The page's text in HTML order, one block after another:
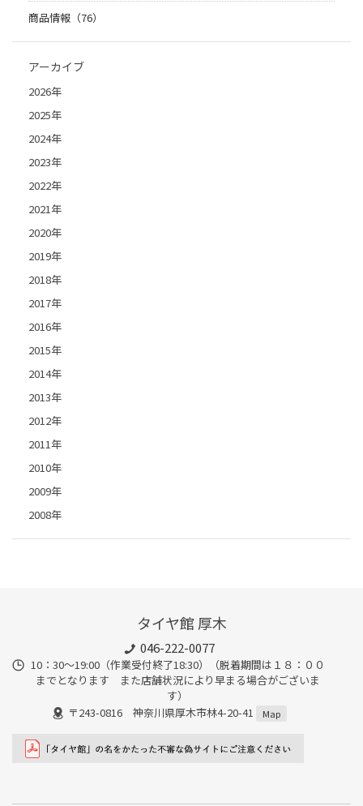
商品情報（76）
アーカイブ
2026年
2025年
2024年
2023年
2022年
2021年
2020年
2019年
2018年
2017年
2016年
2015年
2014年
2013年
2012年
2011年
2010年
2009年
2008年
タイヤ館 厚木
046-222-0077
10：30～19:00（作業受付終了18:30）（脱着期間は１８：００
までとなります また店舗状況により早まる場合がございま
す）
〒243-0816 神奈川県厚木市林4-20-41
Map